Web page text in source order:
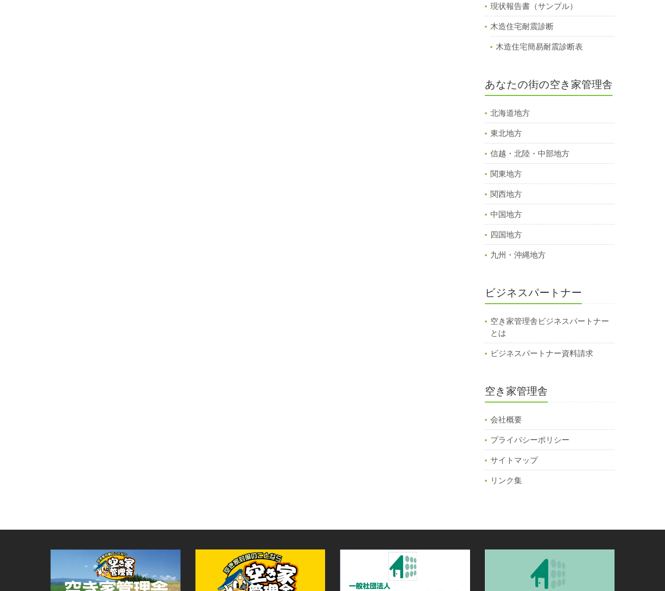
現状報告書（サンプル）
木造住宅耐震診断
木造住宅簡易耐震診断表
あなたの街の空き家管理舎
北海道地方
東北地方
信越・北陸・中部地方
関東地方
関西地方
中国地方
四国地方
九州・沖縄地方
ビジネスパートナー
空き家管理舎ビジネスパートナー
とは
ビジネスパートナー資料請求
空き家管理舎
会社概要
プライバシーポリシー
サイトマップ
リンク集